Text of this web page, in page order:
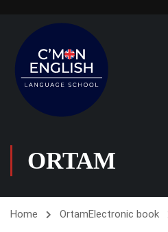
ORTAM
Home OrtamElectronic book